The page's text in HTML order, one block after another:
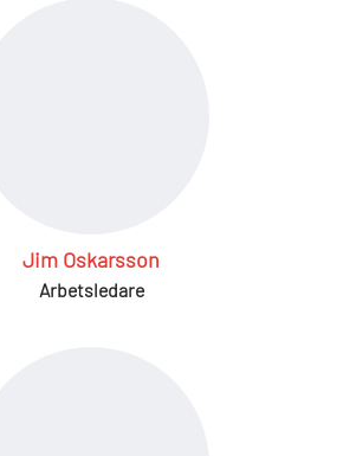
Jim Oskarsson
Arbetsledare